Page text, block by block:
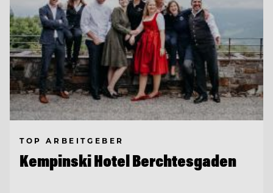
TOP ARBEITGEBER
Kempinski Hotel Berchtesgaden